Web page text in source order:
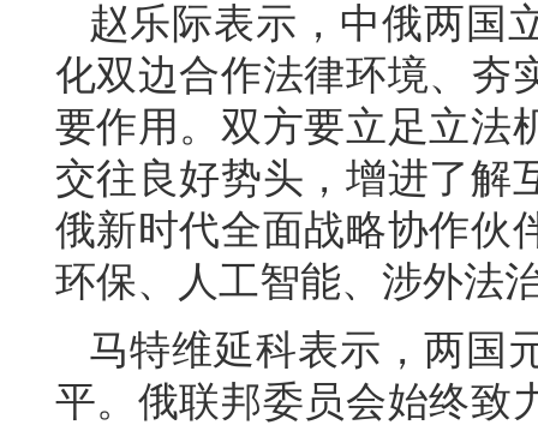
赵乐际表示，中俄两国
化双边合作法律环境、夯
要作用。双方要立足立法
交往良好势头，增进了解
俄新时代全面战略协作伙
环保、人工智能、涉外法
马特维延科表示，两国
平。俄联邦委员会始终致